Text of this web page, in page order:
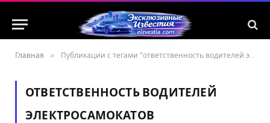
Главная » Публикации с тегами "ответственность водителей электросамокатов"
ОТВЕТСТВЕННОСТЬ ВОДИТЕЛЕЙ
ЭЛЕКТРОСАМОКАТОВ